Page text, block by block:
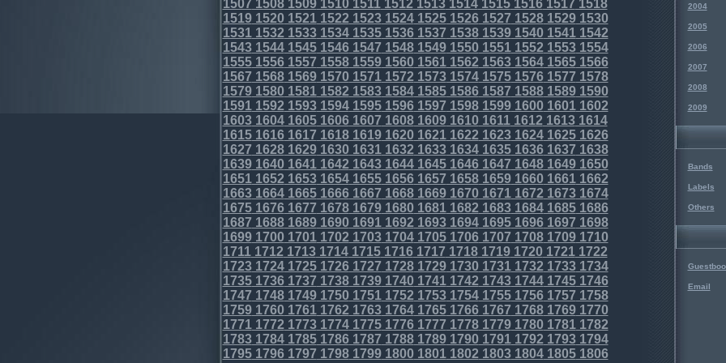
1507 15081509151015111512 15131514151515161517 1518
1519152015211522 15231524152515261527 152815291530
15311532 15331534153515361537 15381539154015411542
15431544154515461547 15481549155015511552 15531554
155515561557 15581559156015611562 1563156415651566
1567 15681569157015711572 15731574157515761577 1578
1579158015811582 15831584158515861587 158815891590
15911592 15931594159515961597 15981599160016011602
16031604160516061607 16081609161016111612 16131614
161516161617 16181619162016211622 1623162416251626
1627 16281629163016311632 16331634163516361637 1638
1639164016411642 16431644164516461647 164816491650
16511652 16531654165516561657 16581659166016611662
16631664166516661667 16681669167016711672 16731674
167516761677 16781679168016811682 1683168416851686
1687 16881689169016911692 16931694169516961697 1698
1699170017011702 17031704170517061707 170817091710
17111712 17131714171517161717 17181719172017211722
17231724172517261727 17281729173017311732 17331734
173517361737 17381739174017411742 1743174417451746
1747 17481749175017511752 17531754175517561757 1758
1759176017611762 17631764176517661767 176817691770
17711772 17731774177517761777 17781779178017811782
17831784178517861787 17881789179017911792 17931794
179517961797 17981799180018011802 1803180418051806
2004
2005
2006
2007
2008
2009
Bands
Labels
Others
Email